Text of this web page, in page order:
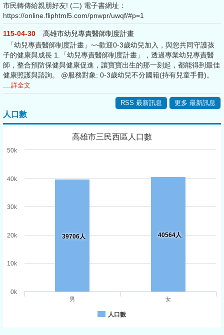
市民轉傳給親朋好友! (二) 電子書網址：
https://online.fliphtml5.com/pnwpr/uwqf/#p=1
115-04-30
高雄市幼兒專責醫師制度計畫
「幼兒專責醫師制度計畫」~~歡迎0-3歲幼兒加入，與您共同守護孩
子的健康與成長 1.「幼兒專責醫師制度計畫」，透過專業幼兒專責醫
師，整合預防保健與健康促進，讓寶寶出生的那一刻起，都能得到最佳
健康照護與諮詢。 @服務對象: 0-3歲幼兒不分國籍(持有兒童手冊)。
詳全文
RSS 最新訊息 更多 最新訊息
人口數
高雄市三民西區人口數
39706人 40564人
人口數
男 女
0k
10k
20k
30k
40k
50k